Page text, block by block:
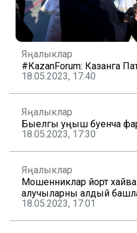
Яңалыклар
#КаzanForum: Казанга
18.05.2023, 17:40
Яңалыклар
Быелгы уңыш буенча
18.05.2023, 17:30
Яңалыклар
Мошенниклар йорт
алучыларны алдый
18.05.2023, 17:01